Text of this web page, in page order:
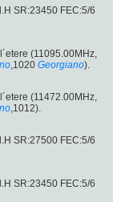
SR:23450 FEC:5/6
(11095.00MHz,
,1020 Georgiano).
(11472.00MHz,
,1012).
SR:27500 FEC:5/6
SR:23450 FEC:5/6